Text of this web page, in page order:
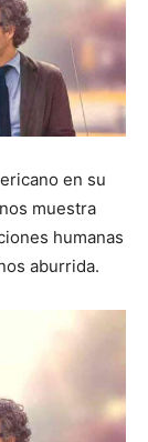
en su
muestra
humanas
aburrida.